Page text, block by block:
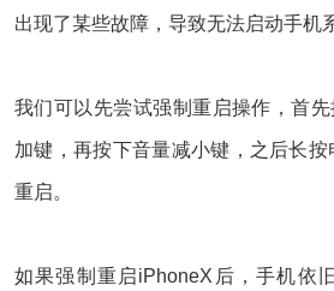
出现了某些故障，导致无法启动手机
我们可以先尝试强制重启操作，首
加键，再按下音量减小键，之后长
重启。
如果强制重启iPhoneX后，手机依